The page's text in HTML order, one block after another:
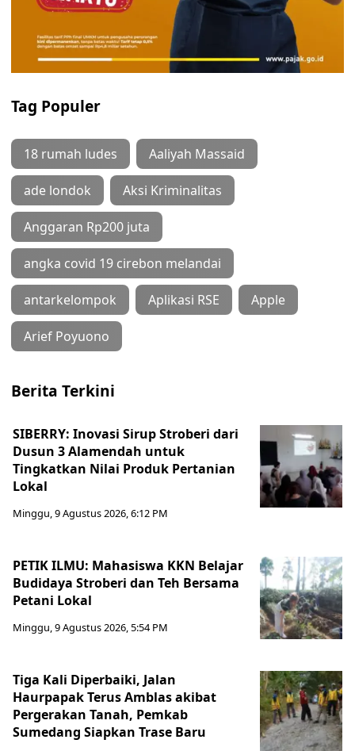
Tag Populer
18 rumah ludes Aaliyah Massaid
ade londok Aksi Kriminalitas
Anggaran Rp200 juta
angka covid 19 cirebon melandai
antarkelompok Aplikasi RSE Apple
Arief Poyuono
Berita Terkini
SIBERRY: Inovasi Sirup Stroberi dari
Dusun 3 Alamendah untuk
Tingkatkan Nilai Produk Pertanian
Lokal
Minggu, 9 Agustus 2026, 6:12 PM
PETIK ILMU: Mahasiswa KKN Belajar
Budidaya Stroberi dan Teh Bersama
Petani Lokal
Minggu, 9 Agustus 2026, 5:54 PM
Tiga Kali Diperbaiki, Jalan
Haurpapak Terus Amblas akibat
Pergerakan Tanah, Pemkab
Sumedang Siapkan Trase Baru